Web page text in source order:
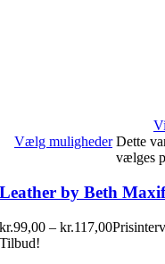
Vælg muligheder Dette
vælges
Leather by Beth
kr.99,00 – kr.117,00
Tilbud!